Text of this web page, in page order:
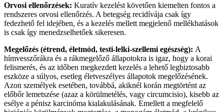
Orvosi ellenőrzések: Kuratív kezelést követően kiemelten fontos a
rendszeres orvosi ellenőrzés. A betegség recidívája csak így
fedezhető fel idejében, és a kezelés mellett megjelenő mellékhatások
is csak így menedzselhetőek sikeresen.
Megelőzés (étrend, életmód, testi-lelki-szellemi egészség): A
hímvesszőrákra és a rákmegelőző állapotokra is igaz, hogy a korai
felismerés, és az időben megkezdett kezelés a lehető legbiztosabb
eszköze a súlyos, esetleg életveszélyes állapotok megelőzésének.
Azon személyek esetében, továbbá, akiknél korán megtörtént az
előbőr lemetszése (azaz a körülmetélés, vagy circumcisio), kisebb az
esélye a pénisz karcinóma kialakulásának. Emellett a megfelelő